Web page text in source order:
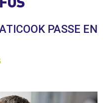
PASSE EN